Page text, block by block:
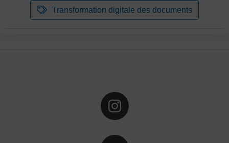
Transformation digitale des documents